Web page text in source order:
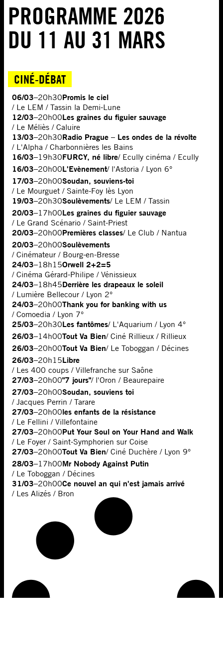
PROGRAMME 2026
DU 11 AU 31 MARS
CINÉ-DÉBAT
06/03–20h30Promis le ciel
/ Le LEM / Tassin la Demi-Lune
12/03–20h00Les graines du figuier sauvage
/ Le Méliès / Caluire
13/03–20h30Radio Prague – Les ondes de la révolte
/ L'Alpha / Charbonnières les Bains
16/03–19h30FURCY, né libre/ Ecully cinéma / Ecully
16/03–20h00L'Evènement/ l'Astoria / Lyon 6°
17/03–20h00Soudan, souviens-toi
/ Le Mourguet / Sainte-Foy lès Lyon
19/03–20h30Soulèvements/ Le LEM / Tassin
20/03–17h00Les graines du figuier sauvage
/ Le Grand Scénario / Saint-Priest
20/03–20h00Premières classes/ Le Club / Nantua
20/03–20h00Soulèvements
/ Cinémateur / Bourg-en-Bresse
24/03–18h15Orwell 2+2=5
/ Cinéma Gérard-Philipe / Vénissieux
24/03–18h45Derrière les drapeaux le soleil
/ Lumière Bellecour / Lyon 2°
24/03–20h00Thank you for banking with us
/ Comoedia / Lyon 7°
25/03–20h30Les fantômes/ L'Aquarium / Lyon 4°
26/03–14h00Tout Va Bien/ Ciné Rillieux / Rillieux
26/03–20h00Tout Va Bien/ Le Toboggan / Décines
26/03–20h15Libre
/ Les 400 coups / Villefranche sur Saône
27/03–20h00"7 jours"/ l'Oron / Beaurepaire
27/03–20h00Soudan, souviens toi
/ Jacques Perrin / Tarare
27/03–20h00les enfants de la résistance
/ Le Fellini / Villefontaine
27/03–20h00Put Your Soul on Your Hand and Walk
/ Le Foyer / Saint-Symphorien sur Coise
27/03–20h00Tout Va Bien/ Ciné Duchère / Lyon 9°
28/03–17h00Mr Nobody Against Putin
/ Le Toboggan / Décines
31/03–20h00Ce nouvel an qui n'est jamais arrivé
/ Les Alizés / Bron